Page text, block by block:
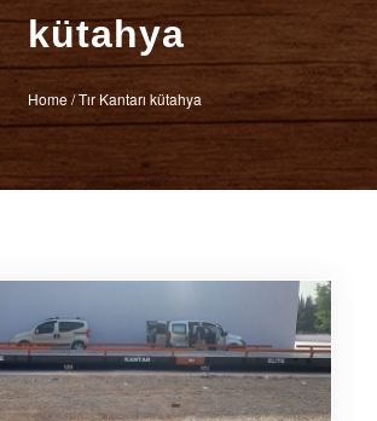
kütahya
Home/Tır Kantarı kütahya